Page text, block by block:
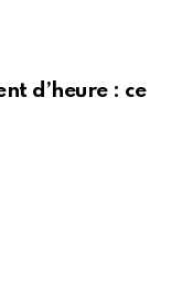
d’heure : ce